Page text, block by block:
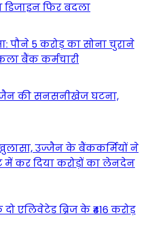
फिर बदला
पौने 5 करोड़ का सोना चुराने
बैंक कर्मचारी
की सनसनीखेज घटना,
उज्जैन के बैंककर्मियों ने
कर दिया करोड़ों का लेनदेन
एलिवेटेड ब्रिज के ₹416 करोड़